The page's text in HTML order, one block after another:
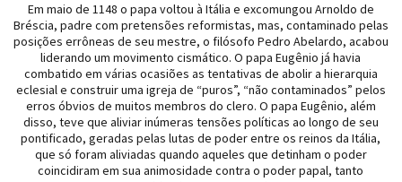
Em maio de 1148 o papa voltou à Itália e excomungou Arnoldo de
Bréscia, padre com pretensões reformistas, mas, contaminado pelas
posições errôneas de seu mestre, o filósofo Pedro Abelardo, acabou
liderando um movimento cismático. O papa Eugênio já havia
combatido em várias ocasiões as tentativas de abolir a hierarquia
eclesial e construir uma igreja de “puros”, “não contaminados” pelos
erros óbvios de muitos membros do clero. O papa Eugênio, além
disso, teve que aliviar inúmeras tensões políticas ao longo de seu
pontificado, geradas pelas lutas de poder entre os reinos da Itália,
que só foram aliviadas quando aqueles que detinham o poder
coincidiram em sua animosidade contra o poder papal, tanto